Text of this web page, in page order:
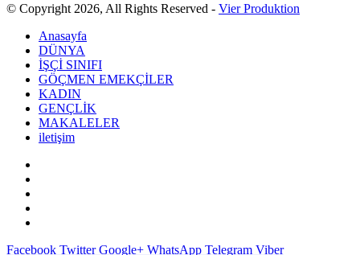
© Copyright 2026, All Rights Reserved - Vier Produktion
Anasayfa
DÜNYA
İŞÇİ SINIFI
GÖÇMEN EMEKÇİLER
KADIN
GENÇLİK
MAKALELER
iletişim
Facebook Twitter Google+ WhatsApp Telegram Viber